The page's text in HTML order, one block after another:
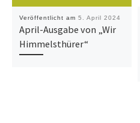
Veröffentlicht am 5. April 2024
April-Ausgabe von „Wir
Himmelsthürer“